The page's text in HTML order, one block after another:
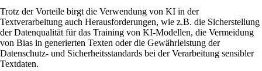
Trotz der Vorteile birgt die Verwendung von KI in der
Textverarbeitung auch Herausforderungen, wie z.B. die Sicherstellung
der Datenqualität für das Training von KI-Modellen, die Vermeidung
von Bias in generierten Texten oder die Gewährleistung der
Datenschutz- und Sicherheitsstandards bei der Verarbeitung sensibler
Textdaten.